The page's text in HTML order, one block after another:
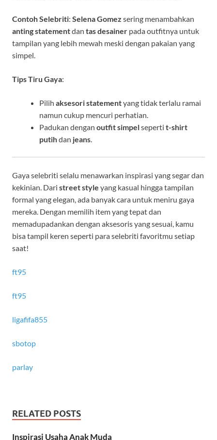
Contoh Selebriti: Selena Gomez sering menambahkan
anting statementdan tas desainer pada outfitnya untuk
tampilan yang lebih mewah meski dengan pakaian yang
simpel.
Tips Tiru Gaya:
Pilih aksesori statementyang tidak terlalu ramai
namun cukup mencuri perhatian.
Padukan dengan outfit simpelseperti t-shirt
putihdan jeans
Gaya selebriti selalu menawarkan inspirasi yang segar dan
kekinian. Dari street style yang kasual hingga tampilan
formal yang elegan, ada banyak cara untuk meniru gaya
mereka. Dengan memilih item yang tepat dan
memadupadankan dengan aksesoris yang sesuai, kamu
bisa tampil keren seperti para selebriti favoritmu setiap
saat!
ft95
ft95
ligafifa855
sbotop
parlay
RELATED POSTS
Inspirasi Usaha Anak Muda